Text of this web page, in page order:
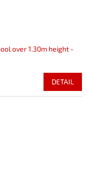
over 1.30m height -
DETAIL